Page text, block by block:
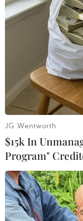
TIN LIÊN
Pháp: Đã kiểm
thờ Đức Bà
JG Wentworth
$15k In
Program"